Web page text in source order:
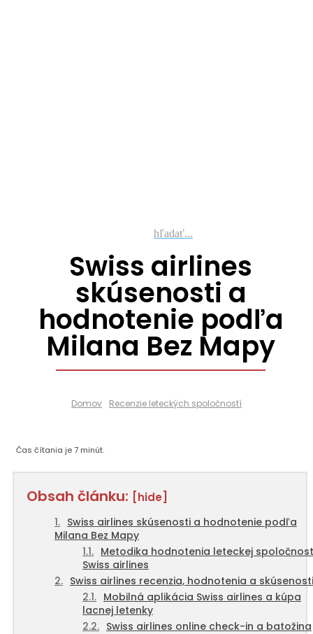
hľadať...
Swiss airlines
skúsenosti a
hodnotenie podľa
Milana Bez Mapy
Domov Recenzie leteckých spoločností
Čas čítania je7 minút.
Obsah článku: [hide]
Swiss airlines skúsenosti a hodnotenie podľa
Milana Bez Mapy
Metodika hodnotenia leteckej
Swiss airlines
Swiss airlines recenzia, hodnotenia a skúsenosti
Mobilná aplikácia Swiss airlines a kúpa
lacnej letenky
Swiss airlines online check-in a batožina